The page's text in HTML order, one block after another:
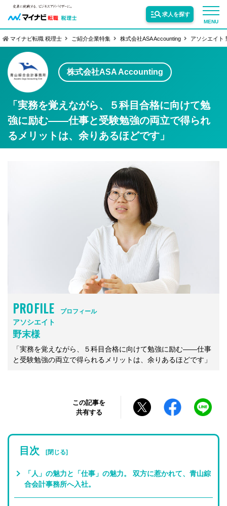
MENU
求人を探す
サービス紹介
転職お役立ち情報
業界情報
マイナビ転職 税理士 ご紹介企業特集 株式会社ASA Accounting アソシエイト
株式会社ASA Accounting
「実務を覚えながら、５科目合格に向けて勉
強に励む――仕事と受験勉強の両立で得られ
るメリットは、余りあるほどです」
PROFILE プロフィール
アソシエイト
野末様
「実務を覚えながら、５科目合格に向けて勉強に励む――仕事
と受験勉強の両立で得られるメリットは、余りあるほどです」
この記事を
共有する
目次
「人」の魅力と「仕事」の魅力。 双方に惹かれて、青山綜
合会計事務所へ入社。